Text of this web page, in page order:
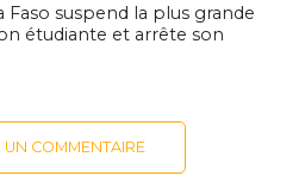
Faso suspend la plus grande
étudiante et arrête son
UN COMMENTAIRE